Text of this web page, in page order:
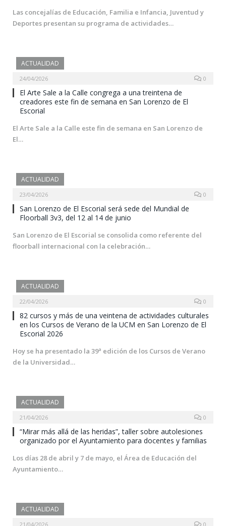
Las concejalías de Educación, Familia e Infancia, Juventud y
Deportes presentan su programa de actividades…
ACTUALIDAD
24/04/2026 0
El Arte Sale a la Calle congrega a una treintena de
creadores este fin de semana en San Lorenzo de El
Escorial
El Arte Sale a la Calle este fin de semana en San Lorenzo de
El…
ACTUALIDAD
23/04/2026 0
San Lorenzo de El Escorial será sede del Mundial de
Floorball 3v3, del 12 al 14 de junio
San Lorenzo de El Escorial se consolida como referente del
floorball internacional con la celebración…
ACTUALIDAD
22/04/2026 0
82 cursos y más de una veintena de actividades culturales
en los Cursos de Verano de la UCM en San Lorenzo de El
Escorial 2026
Hoy se ha presentado la 39ª edición de los Cursos de Verano
de la Universidad…
ACTUALIDAD
21/04/2026 0
“Mirar más allá de las heridas”, taller sobre autolesiones
organizado por el Ayuntamiento para docentes y familias
Los días 28 de abril y 7 de mayo, el Área de Educación del
Ayuntamiento…
ACTUALIDAD
21/04/2026 0